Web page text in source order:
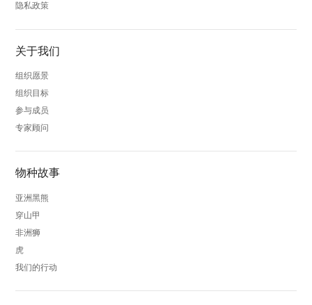
隐私政策
关于我们
组织愿景
组织目标
参与成员
专家顾问
物种故事
亚洲黑熊
穿山甲
非洲狮
虎
我们的行动